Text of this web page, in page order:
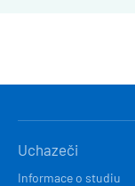
NAVIGACE
Uchazeči
Informace o studiu